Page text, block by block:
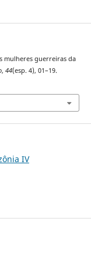
mulheres guerreiras da
, 44(esp. 4), 01–19.
IV